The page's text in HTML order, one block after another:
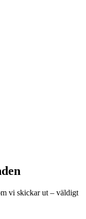
vi skickar ut – väldigt